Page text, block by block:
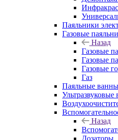
Паяльники
Газовые
Назад
Газовые
Газовые
Газовые
Газ
Паяльные ванны
Ультразвуковые
Назад
Дозаторы